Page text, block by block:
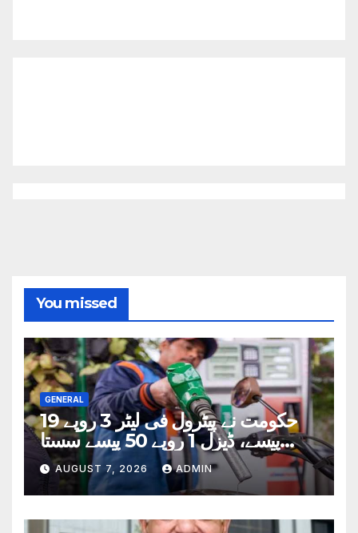
You missed
GENERAL
حکومت نے پیٹرول فی لیٹر 3 روپے 19
پیسے، ڈیزل 1 روپے 50 پیسے سستا
کردیا
AUGUST 7, 2026 ADMIN